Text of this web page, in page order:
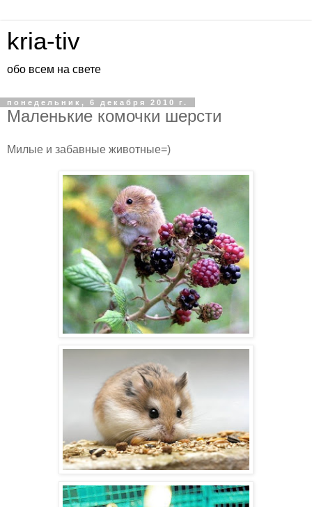
kria-tiv
обо всем на свете
понедельник, 6 декабря 2010 г.
Маленькие комочки шерсти
Милые и забавные животные=)